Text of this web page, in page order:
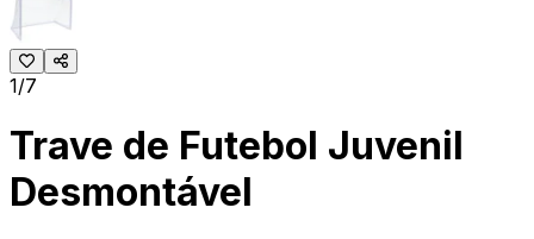
1/7
Trave de Futebol Juvenil
Desmontável